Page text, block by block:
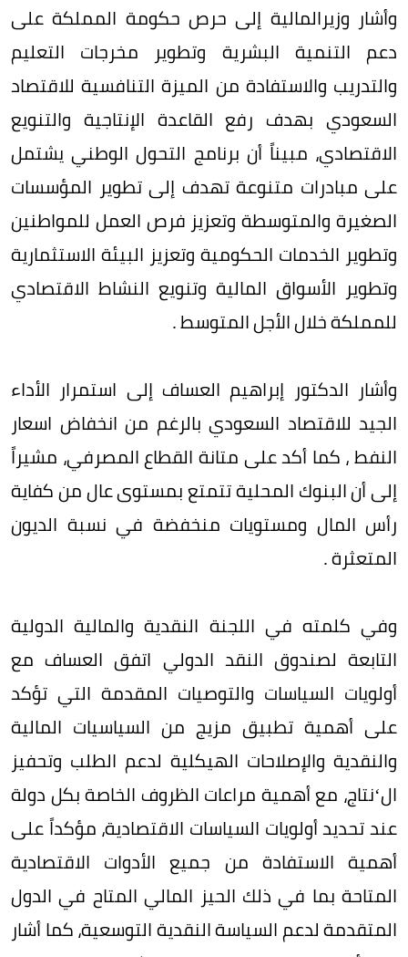
وأشار وزيرالمالية إلى حرص حكومة المملكة على
دعم التنمية البشرية وتطوير مخرجات التعليم
والتدريب والاستفادة من الميزة التنافسية للاقتصاد
السعودي بهدف رفع القاعدة الإنتاجية والتنويع
الاقتصادي، مبيناً أن برنامج التحول الوطني يشتمل
على مبادرات متنوعة تهدف إلى تطوير المؤسسات
الصغيرة والمتوسطة وتعزيز فرص العمل للمواطنين
وتطوير الخدمات الحكومية وتعزيز البيئة الاستثمارية
وتطوير الأسواق المالية وتنويع النشاط الاقتصادي
للمملكة خلال الأجل المتوسط .
وأشار الدكتور إبراهيم العساف إلى استمرار الأداء
الجيد للاقتصاد السعودي بالرغم من انخفاض اسعار
النفط ، كما أكد على متانة القطاع المصرفي، مشيراً
إلى أن البنوك المحلية تتمتع بمستوى عال من كفاية
رأس المال ومستويات منخفضة في نسبة الديون
المتعثرة .
وفي كلمته في اللجنة النقدية والمالية الدولية
التابعة لصندوق النقد الدولي اتفق العساف مع
أولويات السياسات والتوصيات المقدمة التي تؤكد
على أهمية تطبيق مزيج من السياسيات المالية
والنقدية والإصلاحات الهيكلية لدعم الطلب وتحفيز
ال‘نتاج، مع أهمية مراعات الظروف الخاصة بكل دولة
عند تحديد أولويات السياسات الاقتصادية، مؤكداً على
أهمية الاستفادة من جميع الأدوات الاقتصادية
المتاحة بما في ذلك الحيز المالي المتاح في الدول
المتقدمة لدعم السياسة النقدية التوسعية، كما أشار